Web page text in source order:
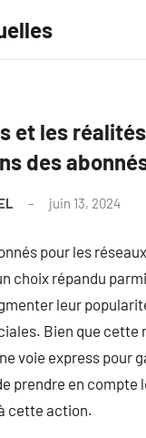
et les
des
juin 13, 2024
pour les
choix répandu
leur
Bien que cette
voie express pour
prendre en compte
cette action.